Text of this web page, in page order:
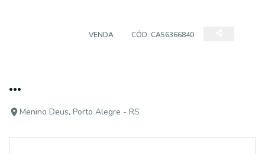
VENDA CÓD: CA56366840
...
Menino Deus, Porto Alegre - RS